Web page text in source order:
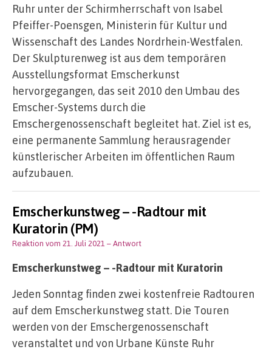
Ruhr unter der Schirmherrschaft von Isabel
Pfeiffer-Poensgen, Ministerin für Kultur und
Wissenschaft des Landes Nordrhein-Westfalen.
Der Skulpturenweg ist aus dem temporären
Ausstellungsformat Emscherkunst
hervorgegangen, das seit 2010 den Umbau des
Emscher-Systems durch die
Emschergenossenschaft begleitet hat. Ziel ist es,
eine permanente Sammlung herausragender
künstlerischer Arbeiten im öffentlichen Raum
aufzubauen.
Emscherkunstweg – -Radtour mit
Kuratorin (PM)
Reaktion vom 21. Juli 2021– Antwort
Emscherkunstweg – -Radtour mit Kuratorin
Jeden Sonntag finden zwei kostenfreie Radtouren
auf dem Emscherkunstweg statt. Die Touren
werden von der Emschergenossenschaft
veranstaltet und von Urbane Künste Ruhr